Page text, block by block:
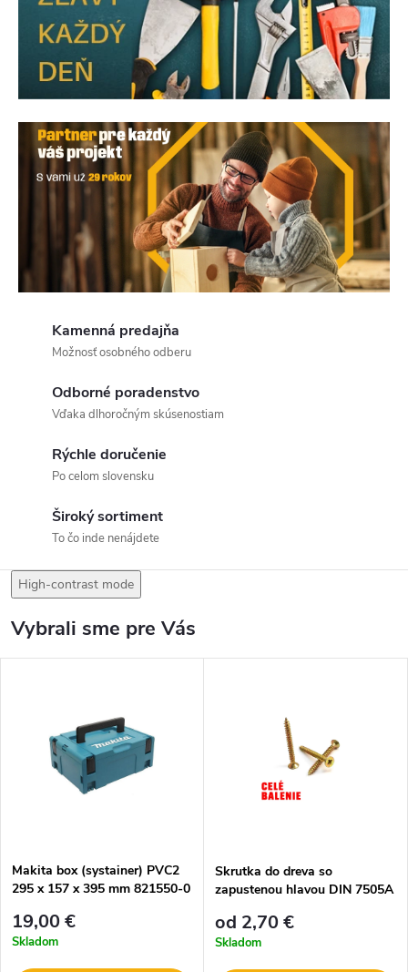
M
Kamenná predajňa
Možnosť osobného odberu
Odborné poradenstvo
Vďaka dlhoročným skúsenostiam
Rýchle doručenie
Po celom slovensku
Široký sortiment
To čo inde nenájdete
High-contrast mode
Vybrali sme pre Vás
Makita box (systainer) PVC2
295 x 157 x 395 mm 821550-0
19,00 €
Skladom
Skrutka do dreva so
zapustenou hlavou DIN 7505A
od 2,70 €
Skladom